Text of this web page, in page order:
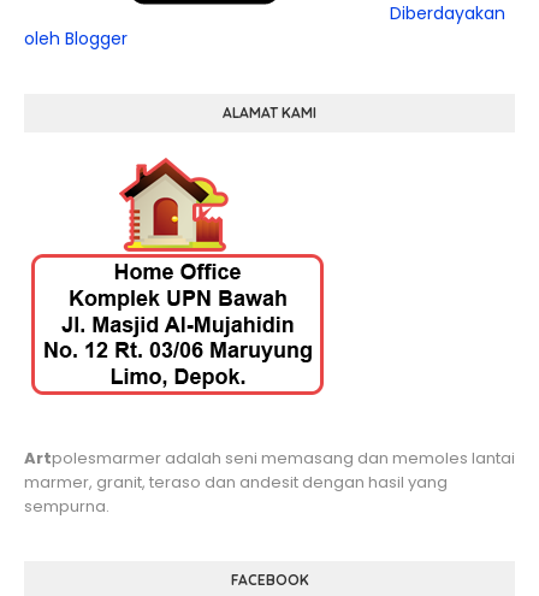
Diberdayakan
oleh Blogger
ALAMAT KAMI
Artpolesmarmer adalah seni memasang dan memoles lantai
marmer, granit, teraso dan andesit dengan hasil yang
sempurna.
FACEBOOK